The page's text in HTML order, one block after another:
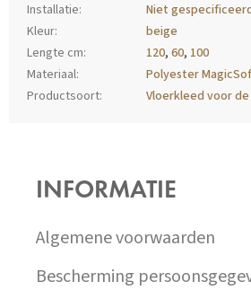
Installatie:
Niet
Kleur:
beige
Lengte cm: 120, 60, 100
Materiaal:
Polyester
Productsoort:
Vloerkleed voor
INFORMATIE
Algemene voorwaarden
Bescherming